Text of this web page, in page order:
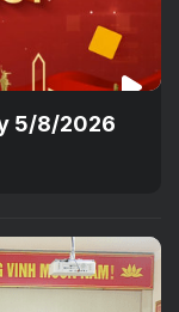
5/8/2026